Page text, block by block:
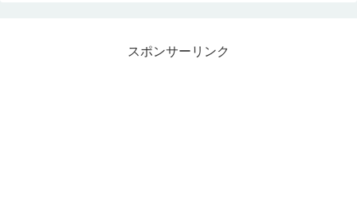
スポンサーリンク